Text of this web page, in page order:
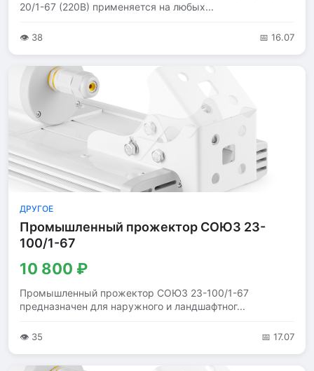
20/1-67 (220В) применяется на любых...
👁 38 📅 16.07
ДРУГОЕ
Промышленный прожектор СОЮЗ 23-
100/1-67
10 800 ₽
Промышленный прожектор СОЮЗ 23-100/1-67
предназначен для наружного и ландшафтног...
👁 35 📅 17.07